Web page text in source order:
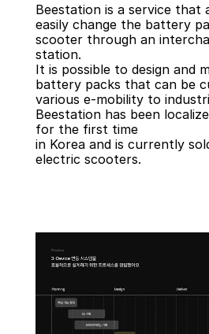
Beestation is a service that
easily change the battery
scooter through an
station.
It is possible to design and
battery packs that can be
various e-mobility to
Beestation has been
for the first time
in Korea and is currently
electric scooters.